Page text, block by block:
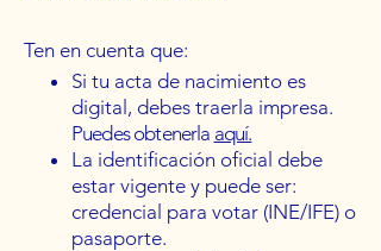
Ten en cuenta que:
Si tu acta de nacimiento es
digital, debes traerla impresa.
Puedes obtenerla aquí.
La identificación oficial debe
estar vigente y puede ser:
credencial para votar (INE/IFE) o
pasaporte.